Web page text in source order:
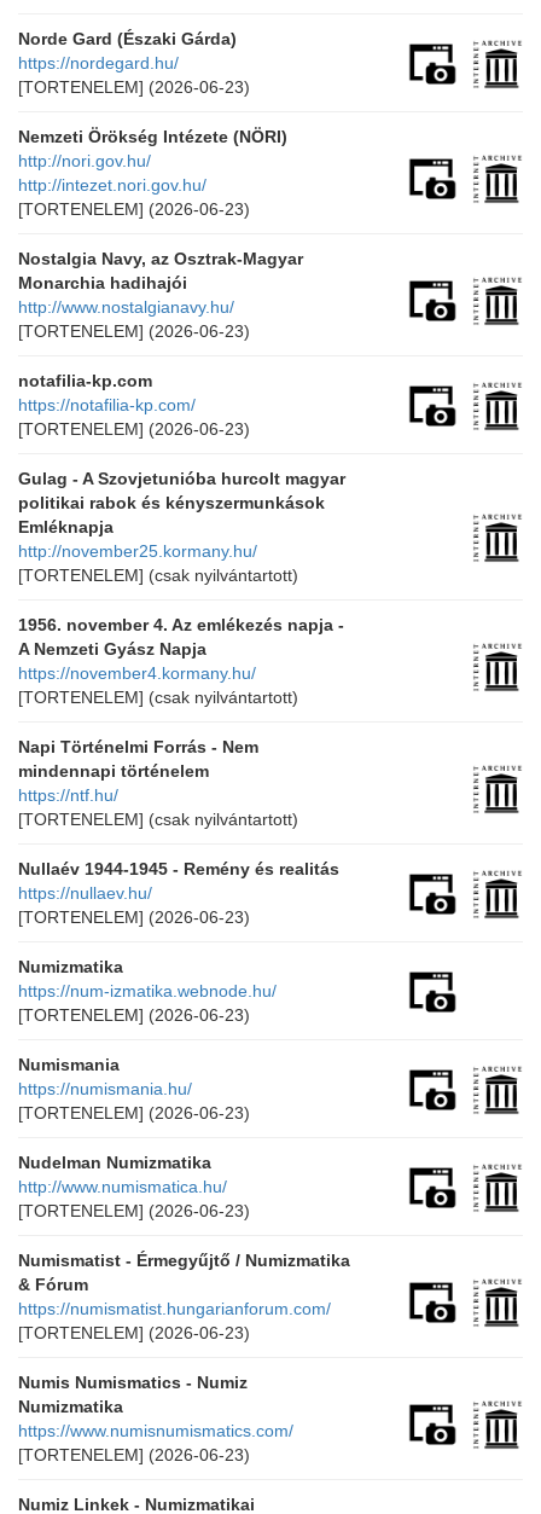
Norde Gard (Északi Gárda)
https://nordegard.hu/
[TORTENELEM] (2026-06-23)
Nemzeti Örökség Intézete (NÖRI)
http://nori.gov.hu/
http://intezet.nori.gov.hu/
[TORTENELEM] (2026-06-23)
Nostalgia Navy, az Osztrak-Magyar
Monarchia hadihajói
http://www.nostalgianavy.hu/
[TORTENELEM] (2026-06-23)
notafilia-kp.com
https://notafilia-kp.com/
[TORTENELEM] (2026-06-23)
Gulag - A Szovjetunióba hurcolt magyar
politikai rabok és kényszermunkások
Emléknapja
http://november25.kormany.hu/
[TORTENELEM] (csak nyilvántartott)
1956. november 4. Az emlékezés napja -
A Nemzeti Gyász Napja
https://november4.kormany.hu/
[TORTENELEM] (csak nyilvántartott)
Napi Történelmi Forrás - Nem
mindennapi történelem
https://ntf.hu/
[TORTENELEM] (csak nyilvántartott)
Nullaév 1944-1945 - Remény és realitás
https://nullaev.hu/
[TORTENELEM] (2026-06-23)
Numizmatika
https://num-izmatika.webnode.hu/
[TORTENELEM] (2026-06-23)
Numismania
https://numismania.hu/
[TORTENELEM] (2026-06-23)
Nudelman Numizmatika
http://www.numismatica.hu/
[TORTENELEM] (2026-06-23)
Numismatist - Érmegyűjtő / Numizmatika
& Fórum
https://numismatist.hungarianforum.com/
[TORTENELEM] (2026-06-23)
Numis Numismatics - Numiz
Numizmatika
https://www.numisnumismatics.com/
[TORTENELEM] (2026-06-23)
Numiz Linkek - Numizmatikai